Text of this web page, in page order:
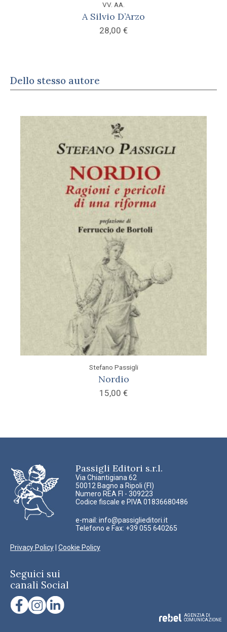
VV. AA.
A Silvio D’Arzo
28,00 €
Dello stesso autore
Stefano Passigli
Nordio
15,00 €
Passigli Editori s.r.l.
Via Chiantigiana 62
50012 Bagno a Ripoli (FI)
Numero REA FI - 309223
Codice fiscale e PIVA 01836680486
e-mail: info@passiglieditori.it
Telefono e Fax: +39 055 640265
Privacy Policy Cookie Policy
Seguici sui
canali Social
AGENZIA DI
COMUNICAZIONE